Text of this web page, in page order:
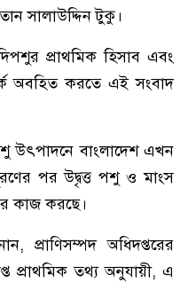
সালাউদ্দিন টুকু।
প্রাথমিক হিসাব এবং
অবহিত করতে এই সংবাদ
উৎপাদনে বাংলাদেশ এখন
পর উদ্বৃত্ত পশু ও মাংস
কাজ করছে।
প্রাণিসম্পদ অধিদপ্তরের
প্রাথমিক তথ্য অনুযায়ী, এ